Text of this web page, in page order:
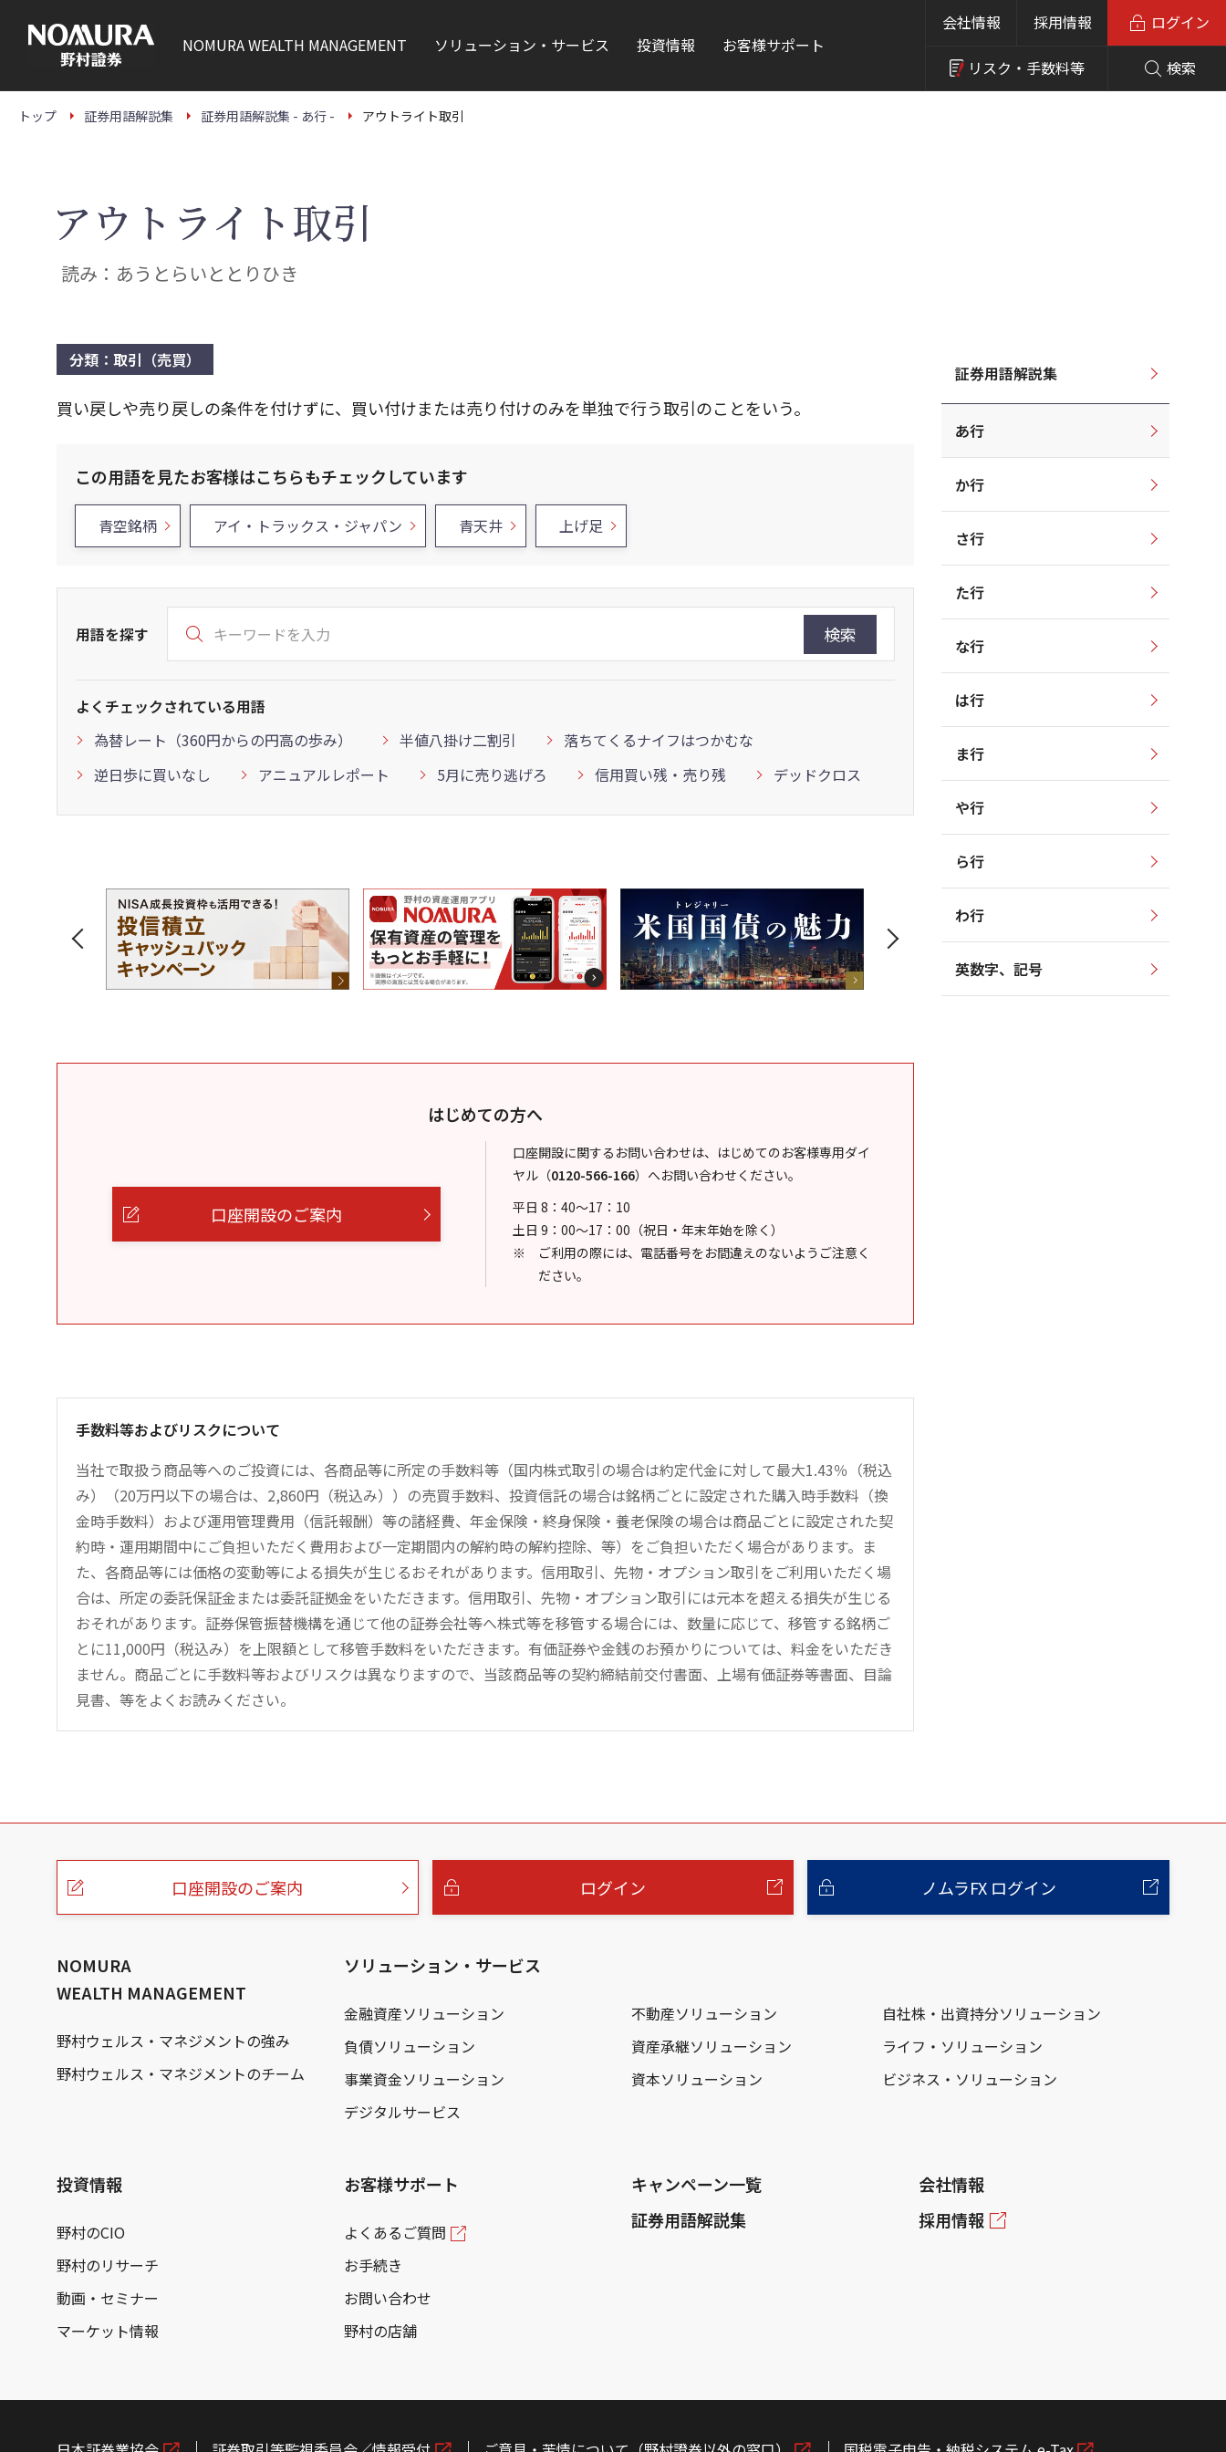
本
NOMURAWEALTH MANAGEMENT ソリューション・サービス 投資情報 お客様サポート
会社情報 採用情報
リスク・ 手数料等 検索
ログイン
トップ 証券用語解説集 証券用語解説集 - あ行 - アウトライト取引
アウトライト取引
読み：あうとらいととりひき
分類：取引（売買）
買い戻しや売り戻しの条件を付けずに、買い付けまたは売り付けのみを単独で行う取引のことをいう。
この用語を見たお客様はこちらもチェックしています
青空銘柄 アイ・トラックス・ジャパン 青天井 上げ足
用語を探す 検索
よくチェックされている用語
為替レート（360円からの円高の歩み）
半値八掛け二割引
落ちてくるナイフはつかむな
逆日歩に買いなし
アニュアルレポート 5月に売り逃げろ 信用買い残・売り残 デッドクロス
はじめての方へ
口座開設のご案内
口座開設に関するお問い合わせは、はじめてのお客様専用ダイ
ヤル （0120-566-166） へお問い合わせください。
平日 8：40～17：10
土日 9：00～17：00（祝日・年末年始を除く）
ご利用の際には、電話番号をお間違えのないようご注意く
ださい。
手数料等およびリスクについて
当社で取扱う商品等へのご投資には、各商品等に所定の手数料等（国内株式取引の場合は約定代金に対して最大1.43％（税込
み）（20万円以下の場合は、2,860円（税込み））の売買手数料、投資信託の場合は銘柄ごとに設定された購入時手数料（換
金時手数料）および運用管理費用（信託報酬）等の諸経費、年金保険・終身保険・養老保険の場合は商品ごとに設定された契
約時・運用期間中にご負担いただく費用および一定期間内の解約時の解約控除、等）をご負担いただく場合があります。ま
た、各商品等には価格の変動等による損失が生じるおそれがあります。信用取引、先物・オプション取引をご利用いただく場
合は、所定の委託保証金または委託証拠金をいただきます。信用取引、先物・オプション取引には元本を超える損失が生じる
おそれがあります。証券保管振替機構を通じて他の証券会社等へ株式等を移管する場合には、数量に応じて、移管する銘柄ご
とに11,000円（税込み）を上限額として移管手数料をいただきます。有価証券や金銭のお預かりについては、料金をいただき
ません。商品ごとに手数料等およびリスクは異なりますので、当該商品等の契約締結前交付書面、上場有価証券等書面、目論
見書、等をよくお読みください。
証券用語解説集
あ行
か行
さ行
た行
な行
は行
ま行
や行
ら行
わ行
英数字、記号
こ
口座開設のご案内 ログイン ノムラFX ログイン
NOMURA
WEALTH MANAGEMENT
野村ウェルス・マネジメントの強み
野村ウェルス・マネジメントのチーム
ソリューション・サービス
金融資産ソリューション 不動産ソリューション
自社株・出資持分ソリューション
負債ソリューション
資産承継ソリューション
ライフ・ソリューション
事業資金ソリューション
資本ソリューション
ビジネス・ソリューション
デジタルサービス
投資情報
野村のCIO
野村のリサーチ
動画・セミナー
マーケット情報
お客様サポート
よくあるご質問
お手続き
お問い合わせ
野村の店舗
キャンペーン一覧
証券用語解説集
会社情報
採用情報